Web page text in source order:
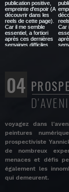
04
voyagez dans
peintures
prospectiviste
de nombreux
menaces et défis
également les
qui demeurent.